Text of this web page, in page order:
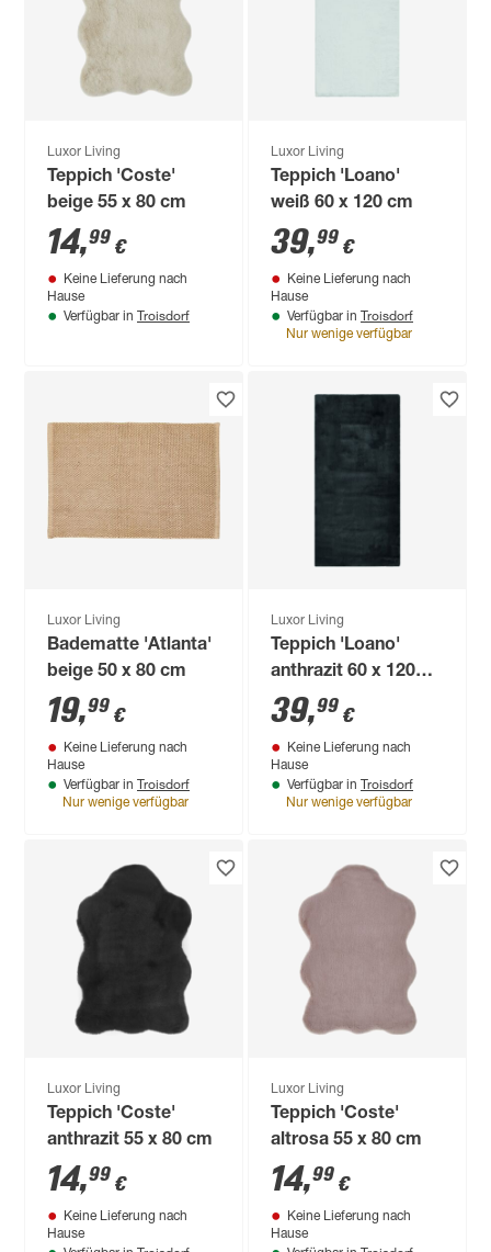
Luxor Living
Teppich 'Coste'
beige 55 x 80 cm
14,99 €
Keine Lieferung nach
Hause
Verfügbar in Troisdorf
Luxor Living
Teppich 'Loano'
weiß 60 x 120 cm
39,99 €
Keine Lieferung nach
Hause
Verfügbar in Troisdorf
Nur wenige verfügbar
Luxor Living
Badematte 'Atlanta'
beige 50 x 80 cm
19,99 €
Keine Lieferung nach
Hause
Verfügbar in Troisdorf
Nur wenige verfügbar
Luxor Living
Teppich 'Loano'
anthrazit 60 x 120
cm
39,99 €
Keine Lieferung nach
Hause
Verfügbar in Troisdorf
Nur wenige verfügbar
Luxor Living
Teppich 'Coste'
anthrazit 55 x 80 cm
14,99 €
Keine Lieferung nach
Hause
Luxor Living
Teppich 'Coste'
altrosa 55 x 80 cm
14,99 €
Keine Lieferung nach
Hause